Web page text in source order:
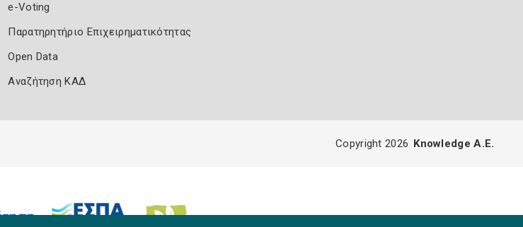
e-Voting
Παρατηρητήριο Επιχειρηματικότητας
Open Data
Αναζήτηση ΚΑΔ
Copyright 2026 Knowledge A.E.